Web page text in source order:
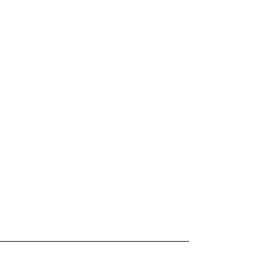
الحل الفعال من حيث التكلفة: بفضل بنائه